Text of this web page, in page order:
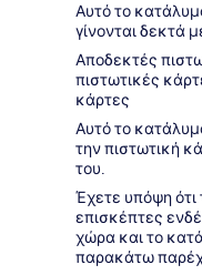
Αυτό το
γίνονται δεκτά
Αποδεκτές
πιστωτικές
κάρτες
Αυτό το
την πιστωτική
του.
Έχετε υπόψη ότι
επισκέπτες
χώρα και το
παρακάτω